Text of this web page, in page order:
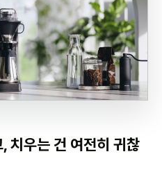
치우는 건 여전히 귀찮